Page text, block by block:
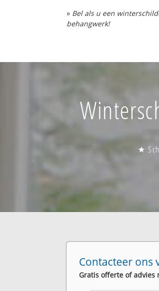
» Bel als u een
behangwerk!
★
Contacteer ons
Gratis offerte of